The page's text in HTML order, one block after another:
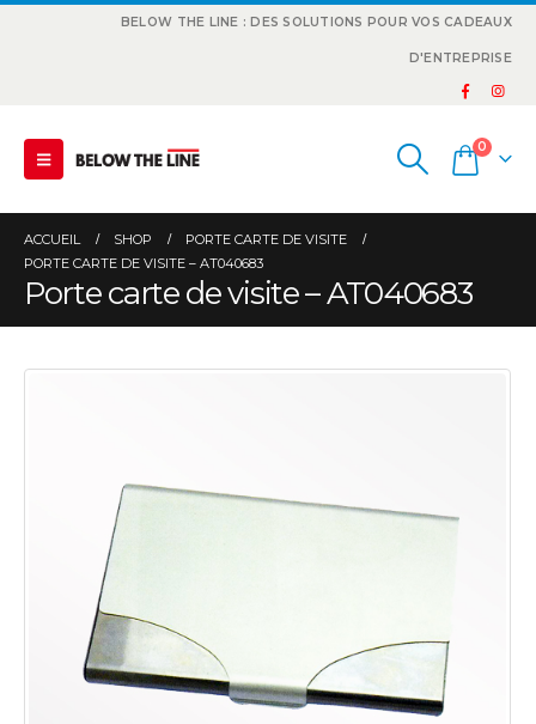
BELOW THE LINE : DES SOLUTIONS POUR VOS CADEAUX
D'ENTREPRISE
0
ACCUEIL SHOP
PORTE CARTE DE VISITE
PORTE CARTE DE VISITE – AT040683
Porte carte de visite – AT040683